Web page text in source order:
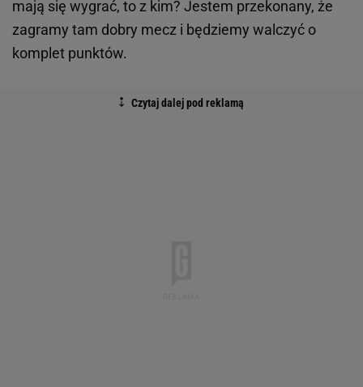
mają się wygrać, to z kim? Jestem przekonany, że
zagramy tam dobry mecz i będziemy walczyć o
komplet punktów.